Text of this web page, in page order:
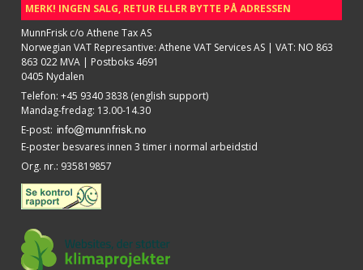
MERK! INGEN SALG, RETUR ELLER BYTTE PÅ ADRESSEN
MunnFrisk c/o Athene Tax AS
Norwegian VAT Represantive: Athene VAT Services AS | VAT: NO 863
863 022 MVA | Postboks 4691
0405 Nydalen
Telefon: +45 9340 3838 (english support)
Mandag-fredag: 13.00-14.30
E-post:
E-poster besvares innen 3 timer i normal arbeidstid
Org. nr.: 935819857